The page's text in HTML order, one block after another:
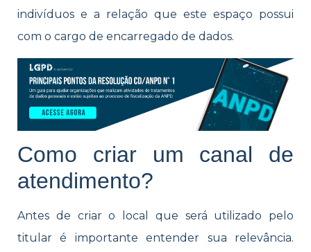
indivíduos e a relação que este espaço possui
com o cargo de encarregado de dados.
Como criar um canal de
atendimento?
Antes de criar o local que será utilizado pelo
titular é importante entender sua relevância.